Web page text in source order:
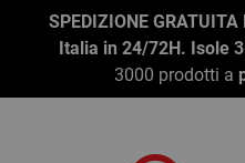
SPEDIZIONE
Italia in 24/72H. Isole
3000 prodotti a